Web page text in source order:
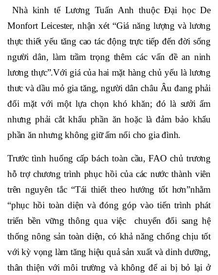
Nhà kinh tế Lương Tuấn Anh thuộc Đại học De
Monfort Leicester, nhận xét “Giá năng lượng và lương
thực thiết yếu tăng cao tác động trực tiếp đến đời sống
người dân, làm trầm trọng thêm các vấn đề an ninh
lương thực”.Với giá của hai mặt hàng chủ yếu là lương
thưc và dầu mỏ gia tăng, người dân châu Âu đang phải
đối mặt với một lựa chọn khó khăn; đó là sưởi ấm
nhưng phải cắt khẩu phần ăn hoặc là đảm bảo khẩu
phần ăn nhưng không giữ ấm nổi cho gia đình.
Trước tình huống cấp bách toàn cầu, FAO chủ trương
hỗ trợ chương trình phục hồi của các nước thành viên
trên nguyên tắc “Tái thiết theo hướng tốt hơn”nhằm
“phục hồi toàn diện và đóng góp vào tiến trình phát
triển bền vững thông qua việc chuyển đổi sang hệ
thống nông sản toàn diện, có khả năng chống chịu tốt
với kỳ vọng làm tăng hiệu quả sản xuất và dinh dưỡng,
thân thiện với môi trường và không để ai bị bỏ lại ở